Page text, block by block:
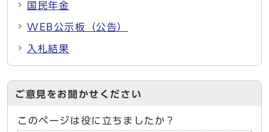
国民年金
WEB公示板（公告）
入札結果
ご意見をお聞かせください
このページは役に立ちましたか？